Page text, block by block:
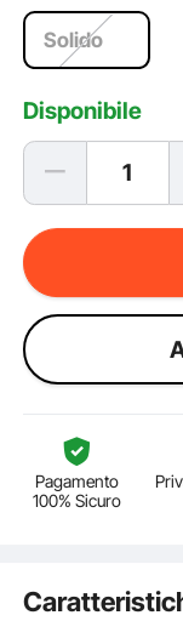
Solido
Disponibile
Pagamento
100% Sicuro